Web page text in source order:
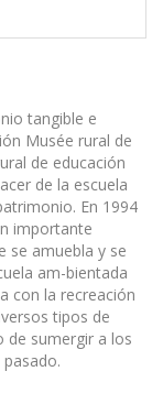
tangible e
Musée rural de
de educación
de la escuela
En 1994
importante
se amuebla y se
am-bientada
con la recreación
tipos de
de sumergir a los